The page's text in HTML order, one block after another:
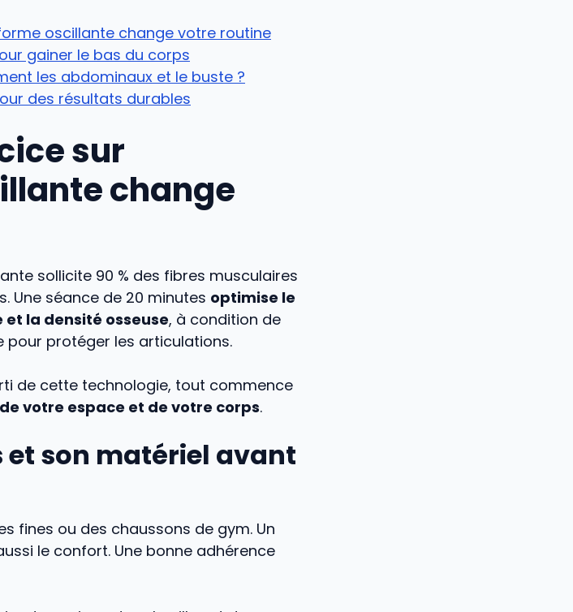
oscillante change votre routine
gainer le bas du corps
les abdominaux et le buste ?
des résultats durables
sur
change
sollicite 90 % des fibres musculaires
Une séance de 20 minutes optimise le
la densité osseuse, à condition de
protéger les articulations.
de cette technologie, tout commence
votre espace et de votre corps.
et son matériel avant
fines ou des chaussons de gym. Un
le confort. Une bonne adhérence